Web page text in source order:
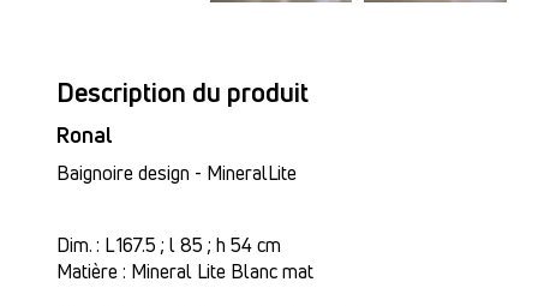
Description du produit
Ronal
Baignoire design - MineralLite
Dim. : L 167.5 ; l 85 ; h 54 cm
Matière : Mineral Lite Blanc mat